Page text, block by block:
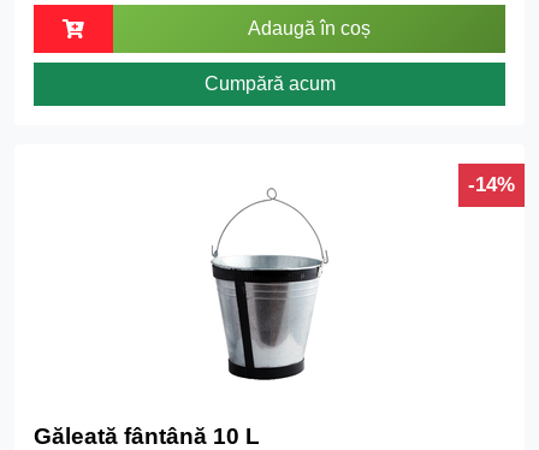
Adaugă în coș
Cumpără acum
-14%
Găleată fântână 10 L